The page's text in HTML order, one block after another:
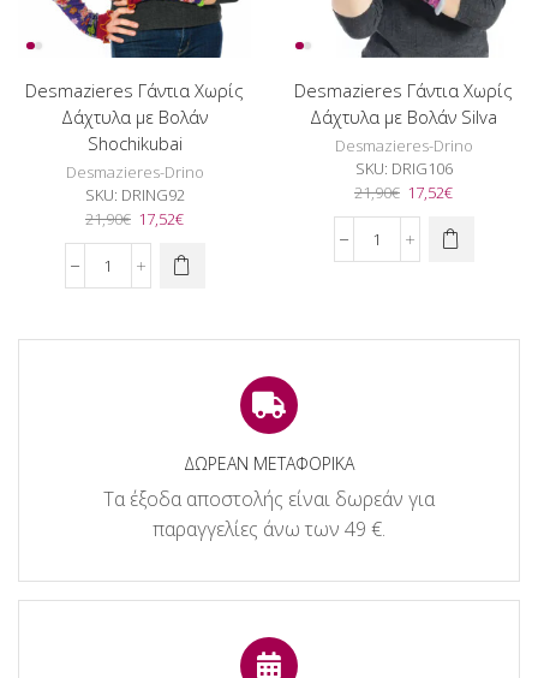
Desmazieres Γάντια Χωρίς
Δάχτυλα με Βολάν
Shochikubai
Desmazieres-Drino
SKU: DRING92
21,90€ Original
price
was:
21,90€.
17,52€Η
τιμή
Desmazieres
Δάχτυλα
Desmazieres Γάντια Χωρίς
Δάχτυλα με Βολάν Silva
Desmazieres-Drino
SKU: DRIG106
21,90€ Original
price
was:
21,90€.
17,52€Η
τιμή
Desmazieres
με
ΔΩΡΕΑΝ ΜΕΤΑΦΟΡΙΚΑ
Τα έξοδα αποστολής είναι δωρεάν για
παραγγελίες άνω των 49 €.